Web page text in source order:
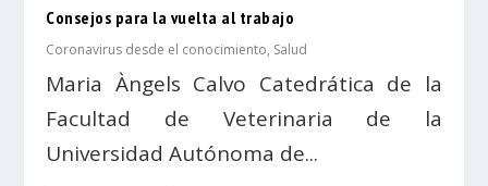
Consejos para la vuelta al trabajo
Coronavirus desde el conocimiento, Salud
Maria Àngels Calvo Catedrática de la
Facultad de Veterinaria de la
Universidad Autónoma de...